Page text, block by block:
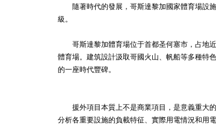
隨著時代的發展，哥斯達黎加國家體育場設
級。
哥斯達黎加體育場位于首都圣何塞市，占地
體育場。建筑設計汲取哥國火山、帆船等多種特
的一座時代豐碑。
援外項目本質上不是商業項目，是意義重大
分析各重要設施的負載特征、實際用電情況和用